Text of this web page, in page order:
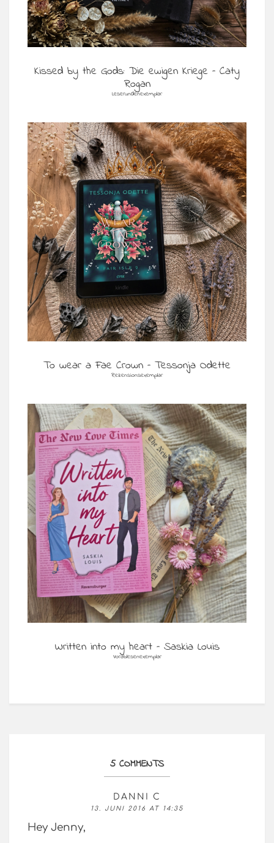
Kissed by the Gods: Die ewigen Kriege – Caty
Rogan
Leserundenexemplar
To wear a Fae Crown – Tessonja Odette
Rezensionsexemplar
Written into my heart – Saskia Louis
Vorablesenexemplar
5 COMMENTS
DANNI C
13. JUNI 2016 AT 14:35
Hey Jenny,